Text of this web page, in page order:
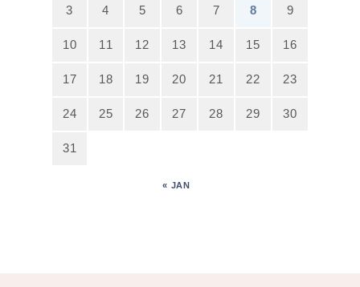
3 4 5 6 7 8 9
10 11 12 13 14 15 16
17 18 19 20 21 22 23
24 25 26 27 28 29 30
31
« JAN